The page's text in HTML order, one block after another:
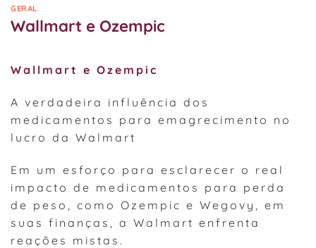
GERAL
Wallmart e Ozempic
Wallmart e Ozempic
A verdadeira influência dos
medicamentos para emagrecimento no
lucro da Walmart
Em um esforço para esclarecer o real
impacto de medicamentos para perda
de peso, como Ozempic e Wegovy, em
suas finanças, a Walmart enfrenta
reações mistas.